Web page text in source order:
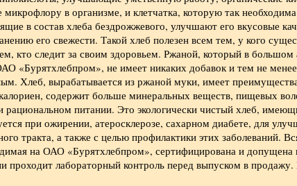
в организме, и клетчатка, которую так
в состав хлеба бездрожжевого, улучшают его вкусовые
его свежести. Такой хлеб полезен всем тем, у кого
кто следит за своим здоровьем. Ржаной, который в большом
«Бурятхлебпром», не имеет никаких добавок и тем не
Хлеб, вырабатывается из ржаной муки, имеет
содержит больше минеральных веществ, пищевых
рациональном питании. Это экологически чистый хлеб,
при ожирении, атеросклерозе, сахарном диабете, для
тракта, а также с целью профилактики этих заболеваний.
на ОАО «Бурятхлебпром», сертифицирована и допущена
проходит лабораторный контроль перед выпуском в продажу.